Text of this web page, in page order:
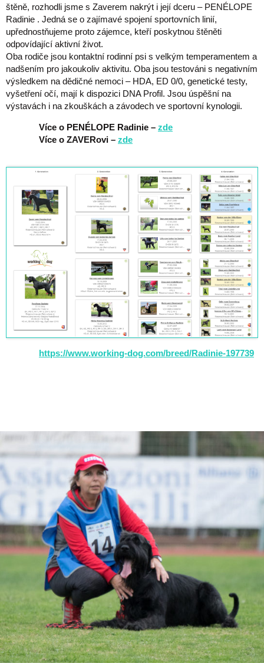
štěně, rozhodli jsme s Zaverem nakrýt i její dceru – PENÉLOPE
Radinie . Jedná se o zajímavé spojení sportovních linií,
upřednostňujeme proto zájemce, kteří poskytnou štěněti
odpovídající aktivní život.
Oba rodiče jsou kontaktní rodinní psi s velkým temperamentem a
nadšením pro jakoukoliv aktivitu. Oba jsou testováni s negativním
výsledkem na dědičné nemoci – HDA, ED 0/0, genetické testy,
vyšetření očí, mají k dispozici DNA Profil. Jsou úspěšní na
výstavách i na zkouškách a závodech ve sportovní kynologii.
Více o PENÉLOPE Radinie – zde
Více o ZAVERovi – zde
https://www.working-dog.com/breed/Radinie-197739